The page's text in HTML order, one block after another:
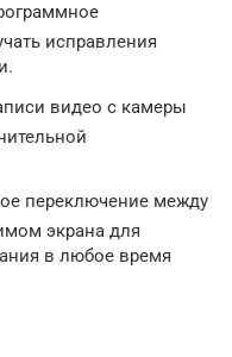
исправления
видео с камеры
переключение между
экрана для
в любое время